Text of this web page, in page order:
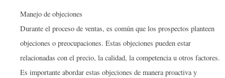
Manejo de objeciones
Durante el proceso de ventas, es común que los prospectos planteen
objeciones o preocupaciones. Estas objeciones pueden estar
relacionadas con el precio, la calidad, la competencia u otros factores.
Es importante abordar estas objeciones de manera proactiva y